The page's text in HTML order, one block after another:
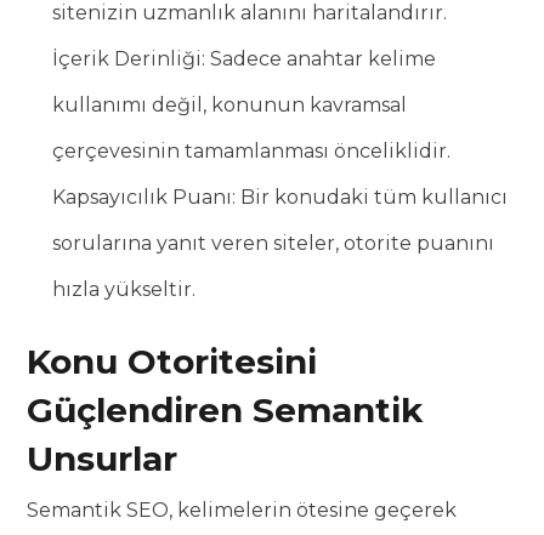
sitenizin uzmanlık alanını haritalandırır.
İçerik Derinliği: Sadece anahtar kelime
kullanımı değil, konunun kavramsal
çerçevesinin tamamlanması önceliklidir.
Kapsayıcılık Puanı: Bir konudaki tüm kullanıcı
sorularına yanıt veren siteler, otorite puanını
hızla yükseltir.
Konu Otoritesini
Güçlendiren Semantik
Unsurlar
Semantik SEO, kelimelerin ötesine geçerek